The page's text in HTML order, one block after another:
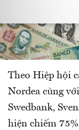
Theo Hiệp hội
Nordea cùng
Swedbank,
hiện chiếm